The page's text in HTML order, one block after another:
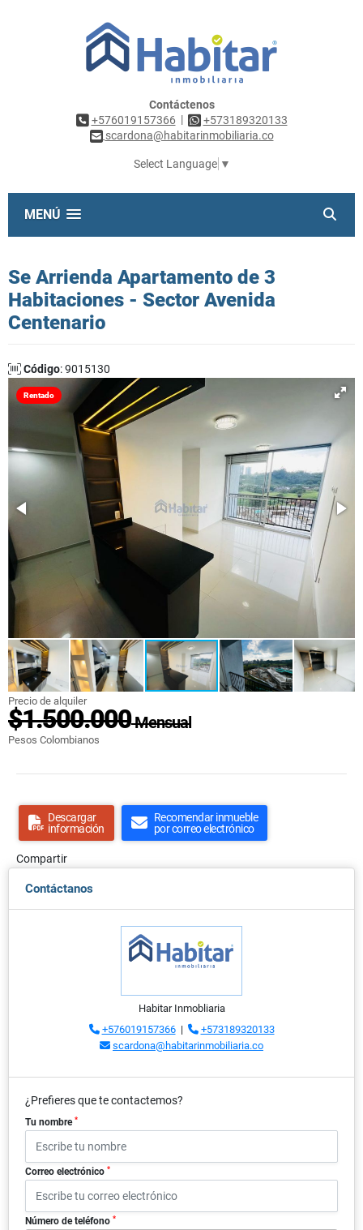
Contáctenos
+576019157366 |
+573189320133
scardona@habitarinmobiliaria.co
Select Language ▼
MENÚ
Se Arrienda Apartamento de 3
Habitaciones - Sector Avenida
Centenario
Código: 9015130
Rentado
Precio de alquiler
$1.500.000Mensual
Pesos Colombianos
Descargar
información
Recomendar inmueble
por correo electrónico
Compartir
Contáctanos
Habitar Inmobliaria
+576019157366|
+573189320133
scardona@habitarinmobiliaria.co
¿Prefieres que te contactemos?
Tu nombre *
Correo electrónico *
Número de teléfono *